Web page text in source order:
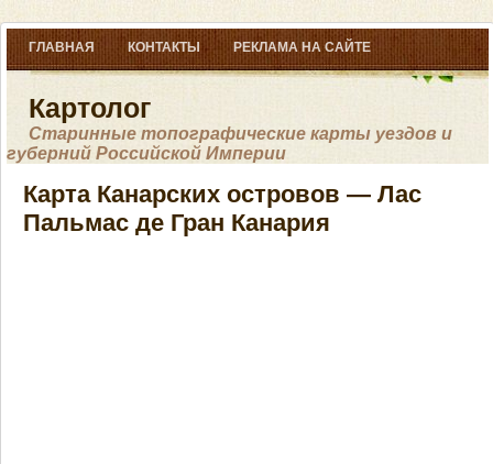
ГЛАВНАЯ КОНТАКТЫ РЕКЛАМА НА САЙТЕ
Картолог
Старинные топографические карты уездов и
губерний Российской Империи
Карта Канарских островов — Лас
Пальмас де Гран Канария